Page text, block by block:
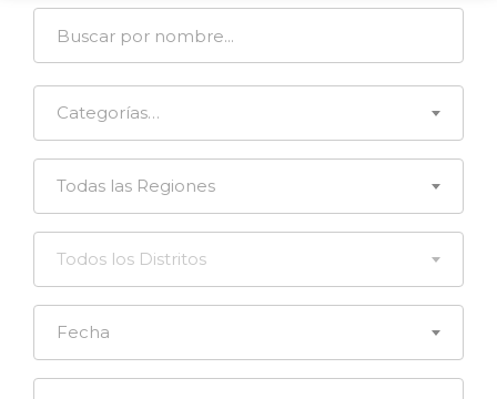
Categorías…
Todas las Regiones
Todos los Distritos
Fecha